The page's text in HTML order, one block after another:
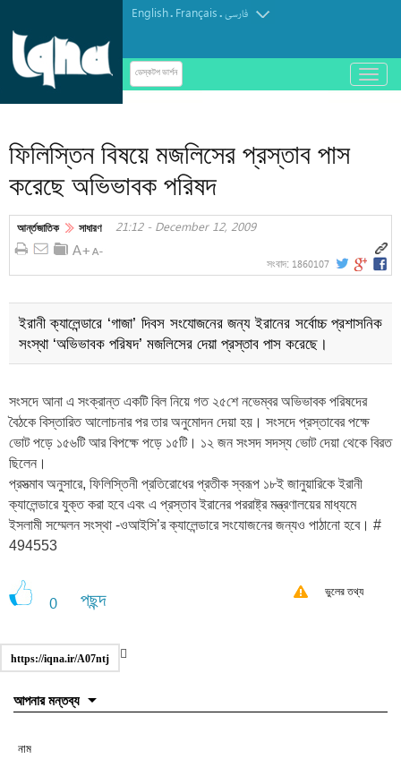
English. Français.فارسی
ডেস্কটপ ভার্শন
باز
و
ফিলিস্তিন বিষয়ে মজলিসের প্রস্তাব পাস
করেছে অভিভাবক পরিষদ
আর্ন্তজাতিক সাধারণ 21:12 - December 12, 2009
সংবাদ: 1860107
ইরানী ক্যালেন্ডারে ‘গাজা’ দিবস সংযোজনের জন্য ইরানের সর্বোচ্চ প্রশাসনিক
সংস্থা ‘অভিভাবক পরিষদ’ মজলিসের দেয়া প্রস্তাব পাস করেছে।
সংসদে আনা এ সংক্রান্ত একটি বিল নিয়ে গত ২৫শে নভেম্বর অভিভাবক পরিষদের
বৈঠকে বিস্তারিত আলোচনার পর তার অনুমোদন দেয়া হয়। সংসদে প্রস্তাবের পক্ষে
ভোট পড়ে ১৫৬টি আর বিপক্ষে পড়ে ১৫টি। ১২ জন সংসদ সদস্য ভোট দেয়া থেকে বিরত
ছিলেন।
প্রসত্মাব অনুসারে, ফিলিস্তিনী প্রতিরোধের প্রতীক স্বরূপ ১৮ই জানুয়ারিকে ইরানী
ক্যালেন্ডারে যুক্ত করা হবে এবং এ প্রস্তাব ইরানের পররাষ্ট্র মন্ত্রণালয়ের মাধ্যমে
ইসলামী সম্মেলন সংস্থা -ওআইসি’র ক্যালেন্ডারে সংযোজনের জন্যও পাঠানো হবে। #
494553
0 পছন্দ ভুলের তথ্য
https://iqna.ir/A07ntj
আপনার মন্তব্য
নাম